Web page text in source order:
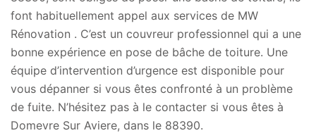
font habituellement appel aux services de MW
Rénovation . C’est un couvreur professionnel qui a une
bonne expérience en pose de bâche de toiture. Une
équipe d’intervention d’urgence est disponible pour
vous dépanner si vous êtes confronté à un problème
de fuite. N’hésitez pas à le contacter si vous êtes à
Domevre Sur Aviere, dans le 88390.